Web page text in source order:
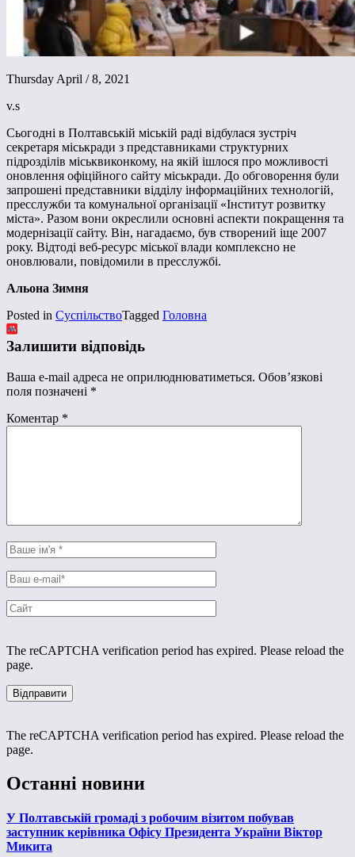
Thursday April / 8, 2021
v.s
Сьогодні в Полтавській міській раді відбулася зустріч
секретаря міськради з представниками структурних
підрозділів міськвиконкому, на якій ішлося про можливості
оновлення офіційного сайту міськради. До обговорення були
запрошені представники відділу інформаційних технологій,
пресслужби та комунальної організації «Інститут розвитку
міста». Разом вони окреслили основні аспекти покращення та
модернізації сайту. Він, нагадаємо, був створений іще 2007
року. Відтоді веб-ресурс міської влади комплексно не
оновлювали, повідомили в пресслужбі.
Альона Зимня
Posted in СуспільствоTagged Головна
Залишити відповідь
Ваша e-mail адреса не оприлюднюватиметься. Обов’язкові
поля позначені *
Коментар *
The reCAPTCHA verification period has expired. Please reload the
page.
The reCAPTCHA verification period has expired. Please reload the
page.
Останні новини
У Полтавській громаді з робочим візитом побував
заступник керівника Офісу Президента України Віктор
Микита